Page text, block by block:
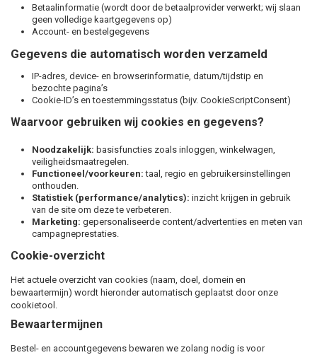
Betaalinformatie (wordt door de betaalprovider verwerkt; wij slaan
geen volledige kaartgegevens op)
Account- en bestelgegevens
Gegevens die automatisch worden verzameld
IP-adres, device- en browserinformatie, datum/tijdstip en
bezochte pagina’s
Cookie-ID’s en toestemmingsstatus (bijv. CookieScriptConsent)
Waarvoor gebruiken wij cookies en gegevens?
Noodzakelijk: basisfuncties zoals inloggen, winkelwagen,
veiligheidsmaatregelen.
Functioneel/voorkeuren: taal, regio en gebruikersinstellingen
onthouden.
Statistiek (performance/analytics): inzicht krijgen in gebruik
van de site om deze te verbeteren.
Marketing: gepersonaliseerde content/advertenties en meten van
campagneprestaties.
Cookie-overzicht
Het actuele overzicht van cookies (naam, doel, domein en
bewaartermijn) wordt hieronder automatisch geplaatst door onze
cookietool.
Bewaartermijnen
Bestel- en accountgegevens bewaren we zolang nodig is voor